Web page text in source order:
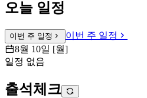
오늘 일정
이번 주 일정
이번 주 일정
8월 10일 [월]
일정 없음
출석체크